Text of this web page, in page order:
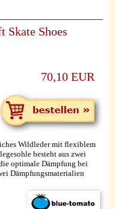
Skate Shoes
70,10 EUR
Wildleder mit flexiblem
besteht aus zwei
optimale Dämpfung bei
Dämpfungsmaterialien